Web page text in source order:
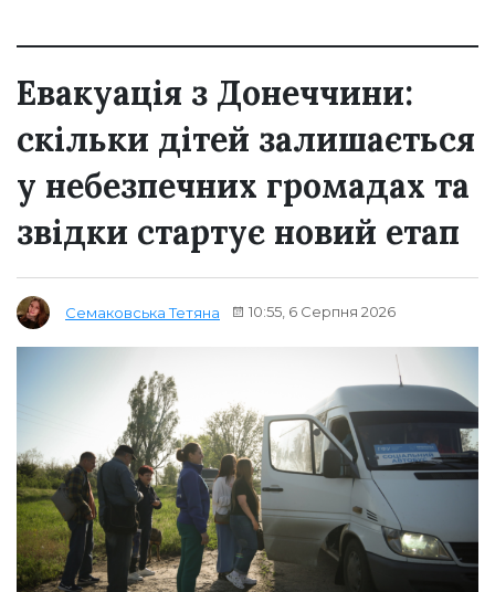
Евакуація з Донеччини:
скільки дітей залишається
у небезпечних громадах та
звідки стартує новий етап
Семаковська Тетяна 10:55, 6 Серпня 2026